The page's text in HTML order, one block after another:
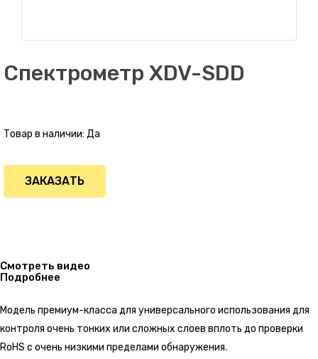
Спектрометр XDV-SDD
Товар в наличии: Да
ЗАКАЗАТЬ
Смотреть видео
Подробнее
Модель премиум-класса для универсального использования для
контроля очень тонких или сложных слоев вплоть до проверки
RoHS с очень низкими пределами обнаружения.